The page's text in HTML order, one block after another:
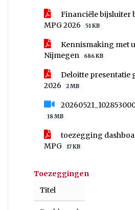
Financiële
MPG 2026
51 KB
Kennismaking met
Nijmegen
686 KB
Deloitte presentatie
2026
2 MB
18 MB
toezegging
MPG
17 KB
Toezeggingen
Titel